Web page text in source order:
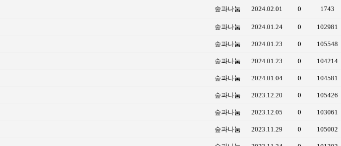
숲과나눔 2024.02.01 0 1743
숲과나눔 2024.01.24 0 102981
숲과나눔 2024.01.23 0 105548
숲과나눔 2024.01.23 0 104214
숲과나눔 2024.01.04 0 104581
숲과나눔 2023.12.20 0 105426
숲과나눔 2023.12.05 0 103061
숲과나눔 2023.11.29 0 105002